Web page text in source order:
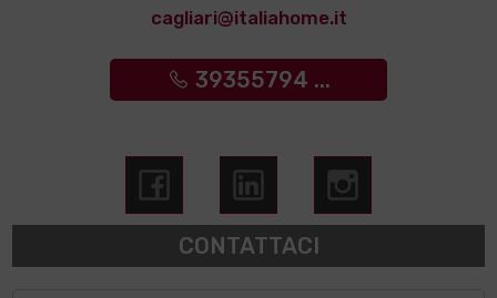
cagliari@italiahome.it
39355794 ...
CONTATTACI